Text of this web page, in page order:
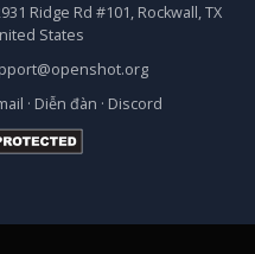
Ridge Rd #101, Rockwall, TX
States
· Diễn đàn · Discord